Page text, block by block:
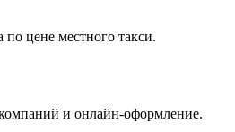
по цене местного такси.
и онлайн-оформление.